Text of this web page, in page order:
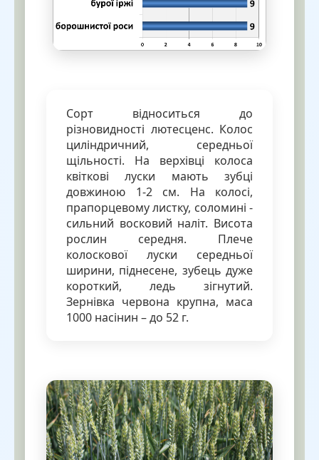
Сорт відноситься до
різновидності лютесценс. Колос
циліндричний, середньої
щільності. На верхівці колоса
квіткові луски мають зубці
довжиною 1-2 см. На колосі,
прапорцевому листку, соломині -
сильний восковий наліт. Висота
рослин середня. Плече
колоскової луски середньої
ширини, піднесене, зубець дуже
короткий, ледь зігнутий.
Зернівка червона крупна, маса
1000 насінин – до 52 г.